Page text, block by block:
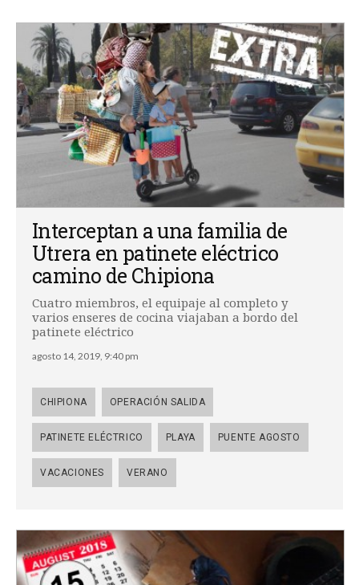
Interceptan a una familia de
Utrera en patinete eléctrico
camino de Chipiona
Cuatro miembros, el equipaje al completo y
varios enseres de cocina viajaban a bordo del
patinete eléctrico
agosto 14, 2019, 9:40 pm
CHIPIONA OPERACIÓN SALIDA
PATINETE ELÉCTRICO PLAYA PUENTE AGOSTO
VACACIONES VERANO